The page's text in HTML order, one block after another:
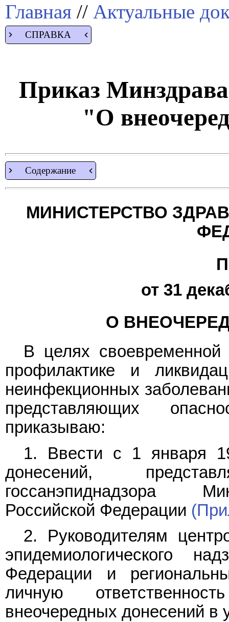
Главная // Актуальные
СПРАВКА
Приказ
"О
Содержание
МИНИСТЕРСТВО
от 31
О
В целях
профилактике и
неинфекционных
представляющих
приказываю:
1. Ввести с 1 января
донесений,
госсанэпиднадзора
Российской Федерации
2. Руководителям
эпидемиологического
Федерации и
личную
внеочередных донесений в